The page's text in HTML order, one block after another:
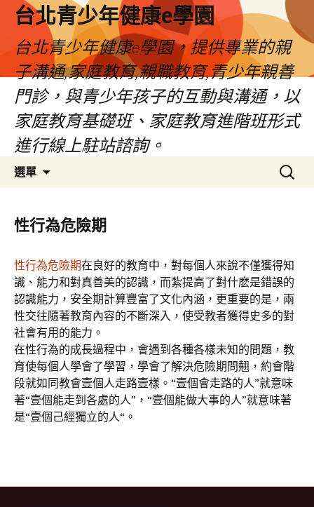
台北青少年健康e學園
台北青少年健康e學園，提供專業的親
子溝通,家庭教育,親職教育,青少年親善
門診，與青少年孩子的互動與溝通，以
家庭教育基礎班、家庭教育進階班形式
進行線上駐站諮詢。
選單
容
搜
尋
性行為危險期
性行為危險期在良好的教育中，對每個人來說不僅獲得知
識、能力和對真善美的認識，而紮提高了對什麽是錯誤的
認識能力，安全期計算豐富了文化內涵，更重要的是，兩
性交往隨著教育內容的不斷深入，使受教者獲得史多的對
社會有用的能力。
在性行為的成長過程中，會遇到各種各樣未知的問題，教
育使每個人學會了學習，學會了解決危險期問翹，約會階
段就如同教會壹個人走路壹樣。“壹個會走路的人”就意味
著“壹個能走到各處的人”，“壹個能做大事的人”就意味著
是“壹個己經獨立的人“。